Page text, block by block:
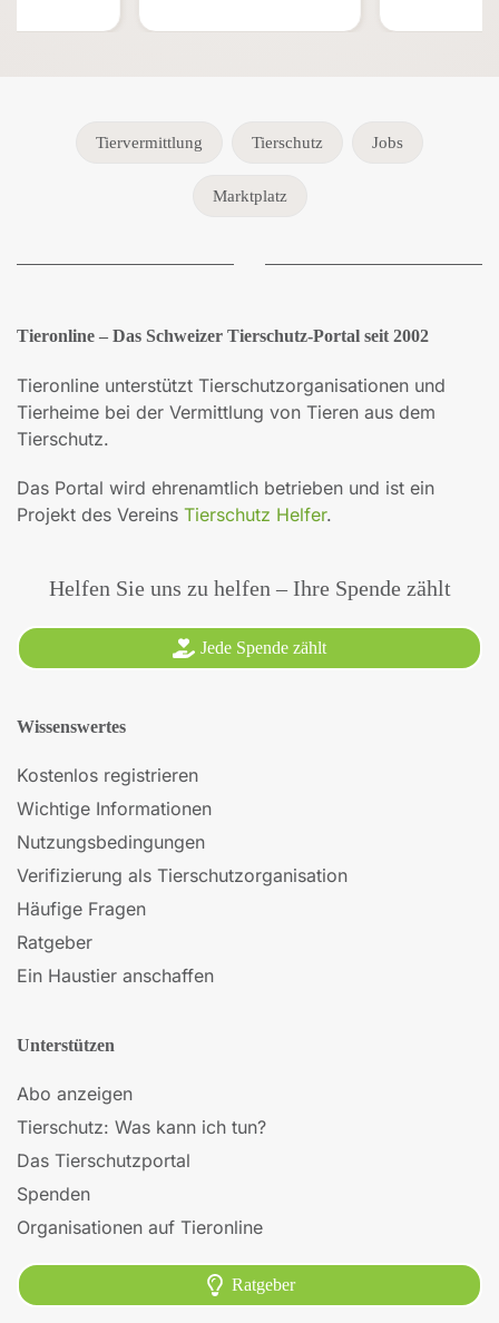
Tiervermittlung Tierschutz Jobs
Marktplatz
Tieronline – Das Schweizer Tierschutz-Portal seit 2002
Tieronline unterstützt Tierschutzorganisationen und
Tierheime bei der Vermittlung von Tieren aus dem
Tierschutz.
Das Portal wird ehrenamtlich betrieben und ist ein
Projekt des Vereins Tierschutz Helfer.
Helfen Sie uns zu helfen – Ihre Spende zählt
Jede Spende zählt
Wissenswertes
Kostenlos registrieren
Wichtige Informationen
Nutzungsbedingungen
Verifizierung als Tierschutzorganisation
Häufige Fragen
Ratgeber
Ein Haustier anschaffen
Unterstützen
Abo anzeigen
Tierschutz: Was kann ich tun?
Das Tierschutzportal
Spenden
Organisationen auf Tieronline
Ratgeber